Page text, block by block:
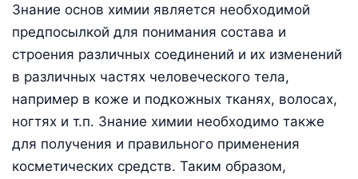
Знание основ химии является необходимой
предпосылкой для понимания состава и
строения различных соединений и их изменений
в различных частях человеческого тела,
например в коже и подкожных тканях, волосах,
ногтях и т.п. Знание химии необходимо также
для получения и правильного применения
косметических средств. Таким образом,